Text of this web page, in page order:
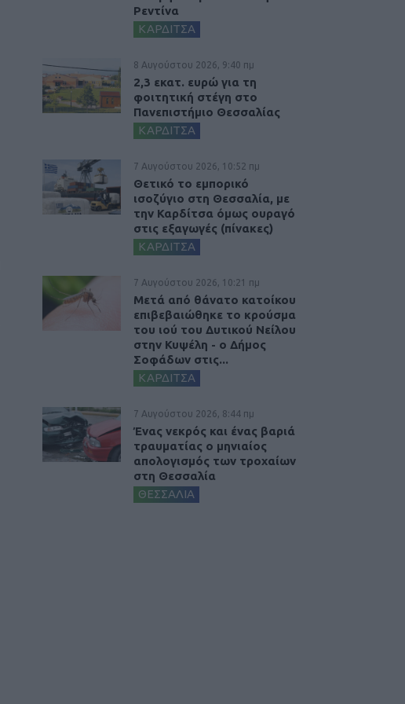
Ρεντίνα
ΚΑΡΔΙΤΣΑ
8 Αυγούστου 2026, 9:40 πμ
2,3 εκατ. ευρώ για τη
φοιτητική στέγη στο
Πανεπιστήμιο Θεσσαλίας
ΚΑΡΔΙΤΣΑ
7 Αυγούστου 2026, 10:52 πμ
Θετικό το εμπορικό
ισοζύγιο στη Θεσσαλία, με
την Καρδίτσα όμως ουραγό
στις εξαγωγές (πίνακες)
ΚΑΡΔΙΤΣΑ
7 Αυγούστου 2026, 10:21 πμ
Μετά από θάνατο κατοίκου
επιβεβαιώθηκε το κρούσμα
του ιού του Δυτικού Νείλου
στην Κυψέλη - ο Δήμος
Σοφάδων στις...
ΚΑΡΔΙΤΣΑ
7 Αυγούστου 2026, 8:44 πμ
Ένας νεκρός και ένας βαριά
τραυματίας ο μηνιαίος
απολογισμός των τροχαίων
στη Θεσσαλία
ΘΕΣΣΑΛΙΑ